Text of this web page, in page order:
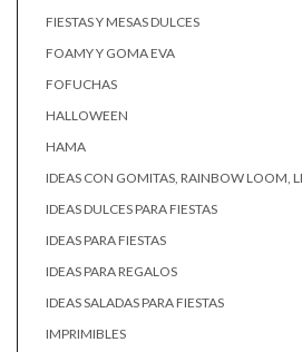
FIESTAS Y MESAS DULCES
FOAMY Y GOMA EVA
FOFUCHAS
HALLOWEEN
HAMA
IDEAS CON GOMITAS, RAINBOW LOOM,
IDEAS DULCES PARA FIESTAS
IDEAS PARA FIESTAS
IDEAS PARA REGALOS
IDEAS SALADAS PARA FIESTAS
IMPRIMIBLES